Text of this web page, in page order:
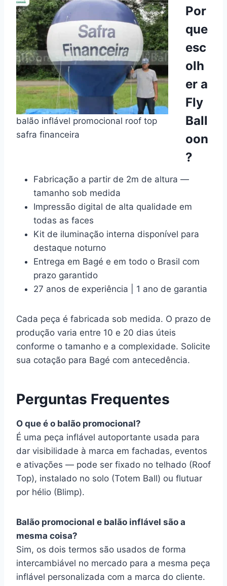
balão inflável promocional roof top
safra financeira
Por
que
esc
olh
er a
Fly
Ball
oon
?
Fabricação a partir de 2m de altura —
tamanho sob medida
Impressão digital de alta qualidade em
todas as faces
Kit de iluminação interna disponível para
destaque noturno
Entrega em Bagé e em todo o Brasil com
prazo garantido
27 anos de experiência | 1 ano de garantia
Cada peça é fabricada sob medida. O prazo de
produção varia entre 10 e 20 dias úteis
conforme o tamanho e a complexidade. Solicite
sua cotação para Bagé com antecedência.
Perguntas Frequentes
O que é o balão promocional?
É uma peça inflável autoportante usada para
dar visibilidade à marca em fachadas, eventos
e ativações — pode ser fixado no telhado (Roof
Top), instalado no solo (Totem Ball) ou flutuar
por hélio (Blimp).
Balão promocional e balão inflável são a
mesma coisa?
Sim, os dois termos são usados de forma
intercambiável no mercado para a mesma peça
inflável personalizada com a marca do cliente.